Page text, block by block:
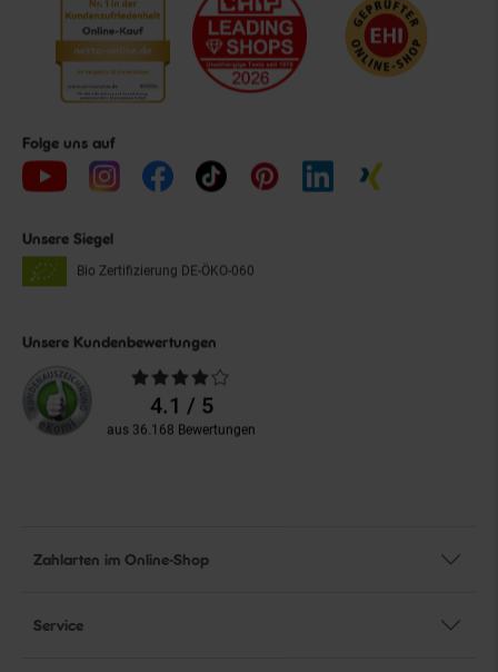
Folge uns auf
Unsere Siegel
Bio Zertifizierung DE-ÖKO-060
Unsere Kundenbewertungen
Durchschnittliche
Bewertungen4.1 / 5
aus 36.168 Bewertungen
Zahlarten im Online-Shop
Service